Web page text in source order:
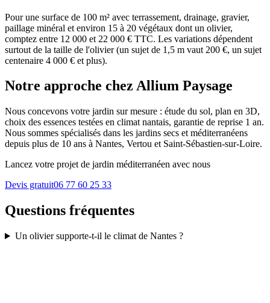
Pour une surface de 100 m² avec terrassement, drainage, gravier,
paillage minéral et environ 15 à 20 végétaux dont un olivier,
comptez entre 12 000 et 22 000 € TTC. Les variations dépendent
surtout de la taille de l'olivier (un sujet de 1,5 m vaut 200 €, un sujet
centenaire 4 000 € et plus).
Notre approche chez Allium Paysage
Nous concevons votre jardin sur mesure : étude du sol, plan en 3D,
choix des essences testées en climat nantais, garantie de reprise 1 an.
Nous sommes spécialisés dans les jardins secs et méditerranéens
depuis plus de 10 ans à Nantes, Vertou et Saint-Sébastien-sur-Loire.
Lancez votre projet de jardin méditerranéen avec nous
Devis gratuit06 77 60 25 33
Questions fréquentes
Un olivier supporte-t-il le climat de Nantes ?